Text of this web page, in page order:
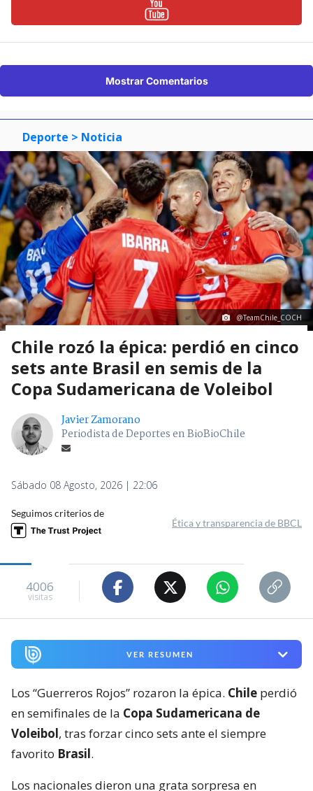
Mostrar Comentarios
Deporte > Noticia
@TeamChile_COCH
Chile rozó la épica: perdió en cinco
sets ante Brasil en semis de la
Copa Sudamericana de Voleibol
Javier Zamorano
Periodista de Deportes en BioBioChile
Sábado 08 Agosto, 2026 | 22:06
Seguimos criterios de
Ética y transparencia de BBCL
4006
visitas
VER RESUMEN
Los “Guerreros Rojos” rozaron la épica. Chile perdió
en semifinales de la Copa Sudamericana de
Voleibol, tras forzar cinco sets ante el siempre
favorito Brasil.
Los nacionales dieron una grata sorpresa en